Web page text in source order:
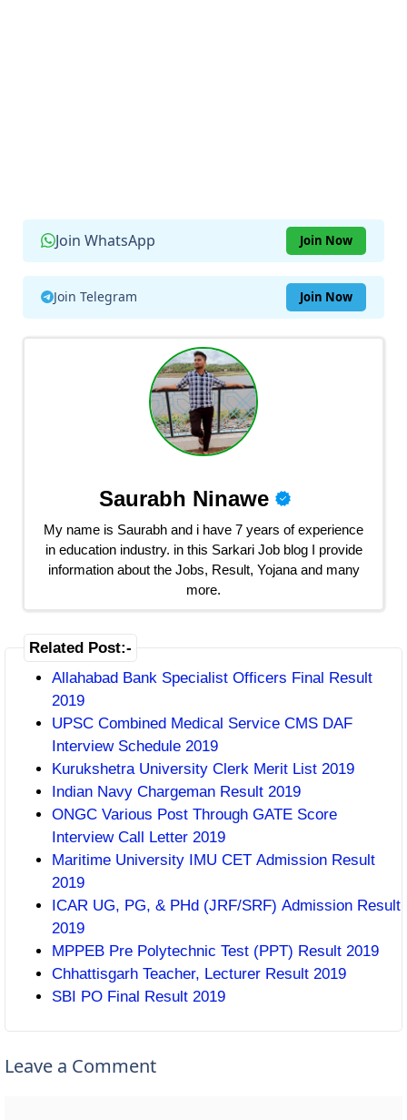
Join WhatsApp Join Now
Join Telegram Join Now
Saurabh Ninawe
My name is Saurabh and i have 7 years of experience
in education industry. in this Sarkari Job blog I provide
information about the Jobs, Result, Yojana and many
more.
Related Post:-
Allahabad Bank Specialist Officers Final Result
2019
UPSC Combined Medical Service CMS DAF
Interview Schedule 2019
Kurukshetra University Clerk Merit List 2019
Indian Navy Chargeman Result 2019
ONGC Various Post Through GATE Score
Interview Call Letter 2019
Maritime University IMU CET Admission Result
2019
ICAR UG, PG, & PHd (JRF/SRF) Admission Result
2019
MPPEB Pre Polytechnic Test (PPT) Result 2019
Chhattisgarh Teacher, Lecturer Result 2019
SBI PO Final Result 2019
Leave a Comment